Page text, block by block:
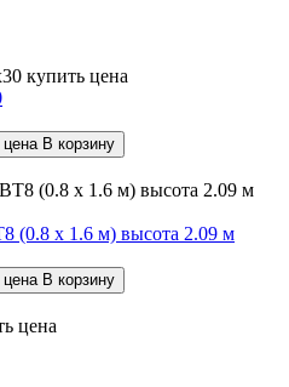
В корзину
(0.8 х 1.6 м) высота 2.09 м
В корзину